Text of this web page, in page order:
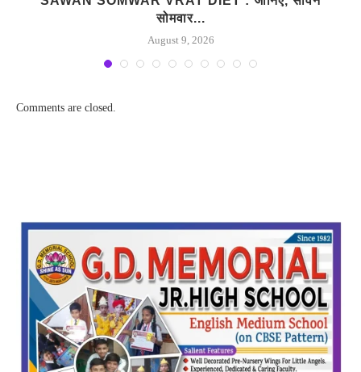
सोमवार...
August 9, 2026
Comments are closed.